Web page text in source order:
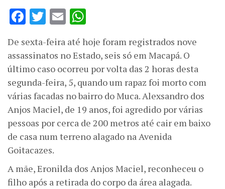
Facebook
Twitter
Email
De sexta-feira até hoje foram registrados nove
assassinatos no Estado, seis só em Macapá. O
último caso ocorreu por volta das 2 horas desta
segunda-feira, 5, quando um rapaz foi morto com
várias facadas no bairro do Muca. Alexsandro dos
Anjos Maciel, de 19 anos, foi agredido por várias
pessoas por cerca de 200 metros até cair em baixo
de casa num terreno alagado na Avenida
Goitacazes.
A mãe, Eronilda dos Anjos Maciel, reconheceu o
filho após a retirada do corpo da área alagada.